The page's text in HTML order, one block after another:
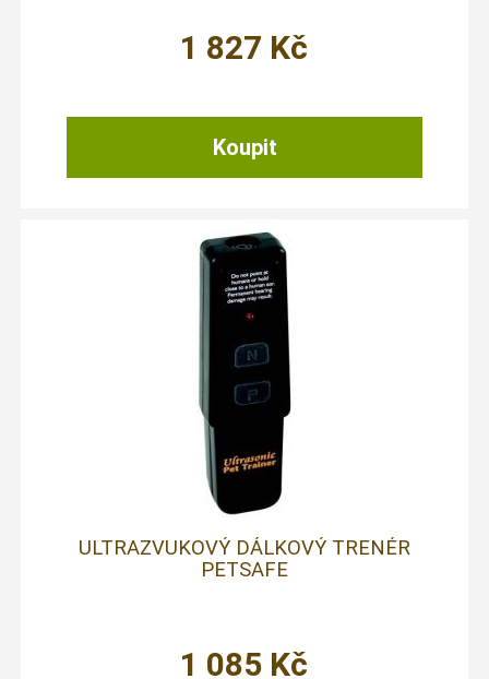
1 827 Kč
ULTRAZVUKOVÝ DÁLKOVÝ TRENÉR
PETSAFE
1 085 Kč